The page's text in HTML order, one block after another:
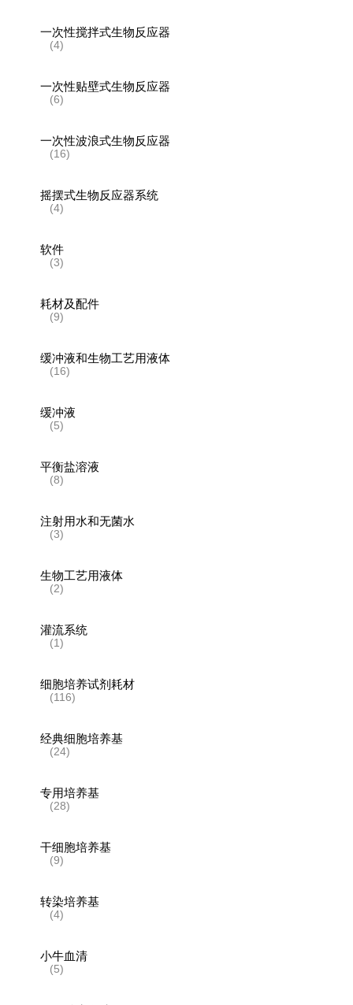
一次性搅拌式生物反应器
(4)
一次性贴壁式生物反应器
(6)
一次性波浪式生物反应器
(16)
摇摆式生物反应器系统
(4)
软件
(3)
耗材及配件
(9)
缓冲液和生物工艺用液体
(16)
缓冲液
(5)
平衡盐溶液
(8)
注射用水和无菌水
(3)
生物工艺用液体
(2)
灌流系统
(1)
细胞培养试剂耗材
(116)
经典细胞培养基
(24)
专用培养基
(28)
干细胞培养基
(9)
转染培养基
(4)
小牛血清
(5)